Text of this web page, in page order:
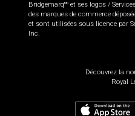
BridgemarqMD et ses logos /
des marques de commerce
et sont utilisées sous licence par
Inc.
Découvrez la
Royal